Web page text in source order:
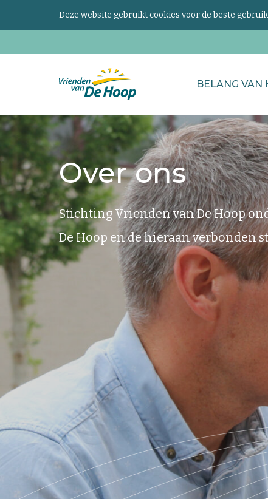
Deze website gebruikt cookies voor de beste
terug
de
homepage
BELANG VAN
naar...
Over ons
Stichting Vrienden van De Hoop
De Hoop en de hieraan verbonden